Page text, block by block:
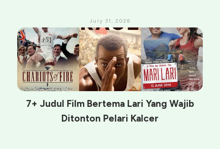
July 31, 2026
7+ Judul Film Bertema Lari Yang Wajib
Ditonton Pelari Kalcer